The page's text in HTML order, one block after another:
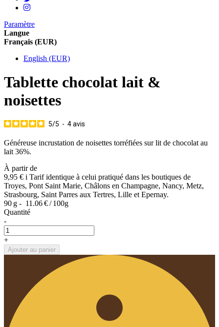
Paramètre
Langue
Français (EUR)
English (EUR)
Tablette chocolat lait &
noisettes
5/5 - 4avis
Généreuse incrustation de noisettes torréfiées sur lit de chocolat au
lait 36%.
À partir de
9,95 € i Tarif identique à celui pratiqué dans les boutiques de
Troyes, Pont Saint Marie, Châlons en Champagne, Nancy, Metz,
Strasbourg, Saint Parres aux Tertres, Lille et Epernay.
90 g - 11.06 € / 100g
Quantité
-
+
Ajouter au panier